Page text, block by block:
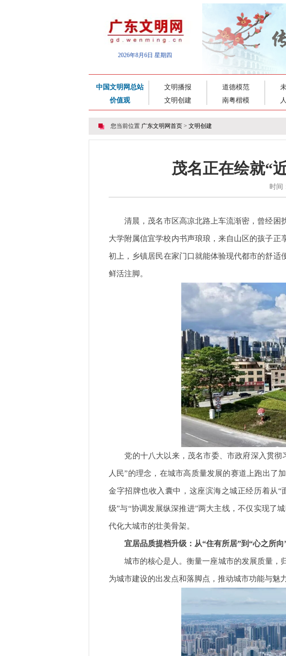
2026年8月6日 星期四
中国文明网总站
价值观
文明播报
文明创建
道德模范
南粤楷模
您当前位置 广东文明网首页 > 文明创建
茂名正在绘就“
时间
清晨，茂名市区高凉北路上车流渐密，曾经困
大学附属信宜学校内书声琅琅，来自山区的孩子正
初上，乡镇居民在家门口就能体验现代都市的舒
鲜活注脚。
党的十八大以来，茂名市委、市政府深入贯彻
人民”的理念，在城市高质量发展的赛道上跑出了
金字招牌也收入囊中，这座滨海之城正经历着从
级”与“协调发展纵深推进”两大主线，不仅实现了
代化大城市的壮美骨架。
宜居品质提档升级：从“住有所居”到“心之所向
城市的核心是人。衡量一座城市的发展质量，
为城市建设的出发点和落脚点，推动城市功能与魅